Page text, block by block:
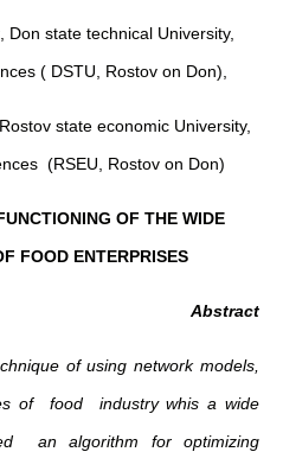
state technical University,
( DSTU, Rostov on Don),
state economic University,
(RSEU, Rostov on Don)
OF THE WIDE
FOOD ENTERPRISES
Abstract
of using network models,
of food industry whis a wide
an algorithm for optimizing